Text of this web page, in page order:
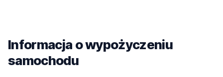
Informacja o wypożyczeniu
samochodu